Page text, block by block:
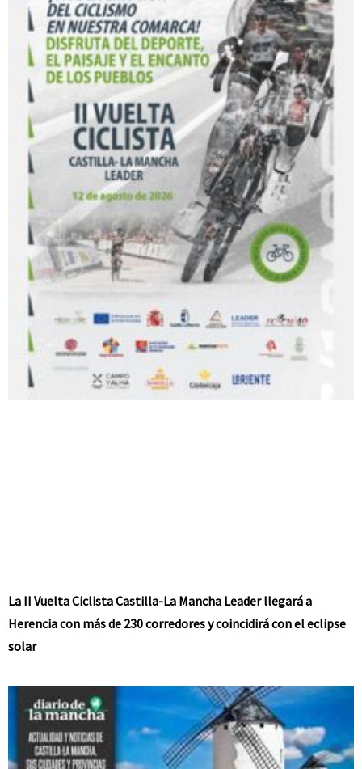
La II Vuelta Ciclista Castilla-La Mancha Leader llegará a
Herencia con más de 230 corredores y coincidirá con el eclipse
solar